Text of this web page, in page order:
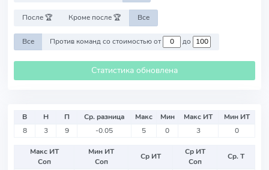
После 🏆 Кроме после 🏆 Все
Все Против команд со стоимостью от до
Статистика обновлена
В Н П Ср. разница Макс Мин Макс ИТ
Мин ИТ
8
3 9 -0.05 5 0 3 0
Макс ИТ
Соп
Мин ИТ
Соп
Ср ИТ
Ср ИТ
Соп
Ср. Т